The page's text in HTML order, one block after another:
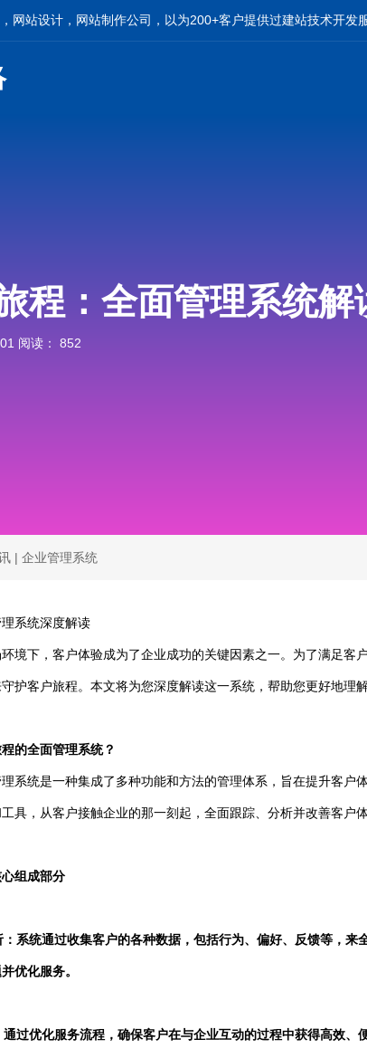
网站设计，网站制作公司，以为200+客户提供过建站技术开发
程：全面管理系统解
阅读： 852
| 企业管理系统
系统深度解读
境下，客户体验成为了企业成功的关键因素之一。为了满足客
护客户旅程。本文将为您深度解读这一系统，帮助您更好地理
的全面管理系统？
系统是一种集成了多种功能和方法的管理体系，旨在提升客户
具，从客户接触企业的那一刻起，全面跟踪、分析并改善客户体
组成部分
系统通过收集客户的各种数据，包括行为、偏好、反馈等，来
优化服务。
过优化服务流程，确保客户在与企业互动的过程中获得高效、